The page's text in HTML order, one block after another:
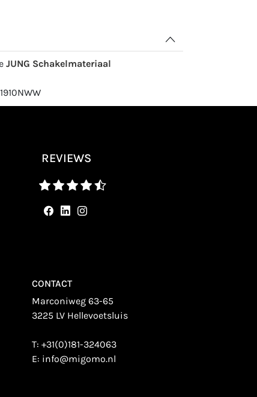
JUNG Schakelmateriaal
REVIEWS
CONTACT
Marconiweg 63-65
3225 LV Hellevoetsluis
T:+31(0)181-324063
E: info@migomo.nl